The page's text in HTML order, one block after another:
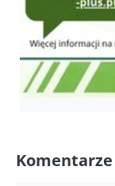
Komentarze